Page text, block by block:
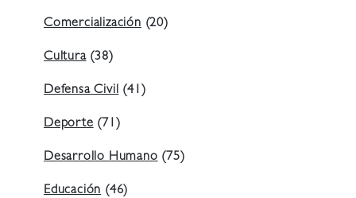
Comercialización (20)
Cultura(38)
Defensa Civil (41)
Deporte (71)
Desarrollo Humano (75)
Educación (46)